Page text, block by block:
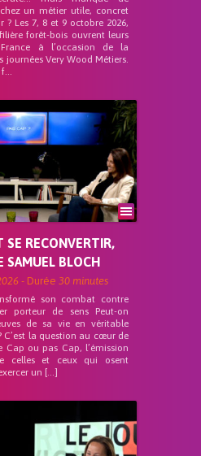
un métier utile, concret
? Les 7, 8 et 9 octobre 2026,
forêt-bois ouvrent leurs
à l’occasion de la
journées Very Wood Métiers.
SE RECONVERTIR,
SAMUEL BLOCH
- Durée 30 minutes
son combat contre
porteur de sens Peut-on
de sa vie en véritable
C’est la question au cœur de
Cap ou pas Cap, l’émission
celles et ceux qui osent
un […]